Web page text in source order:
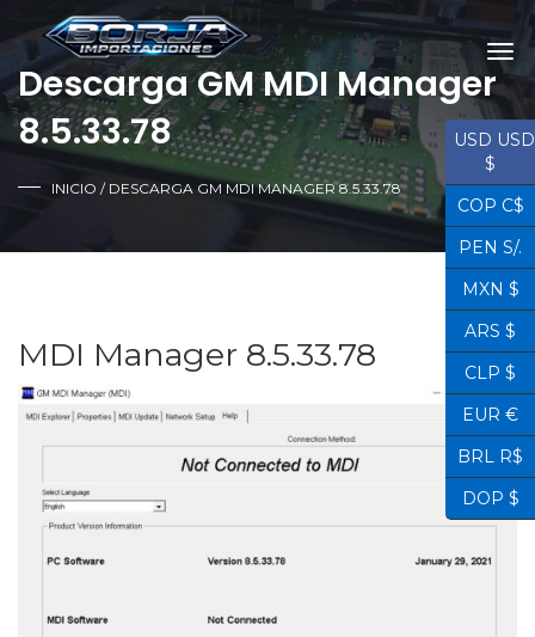
Descarga GM MDI Manager
8.5.33.78
INICIO / DESCARGA GM MDI MANAGER 8.5.33.78
MDI Manager 8.5.33.78
USD USD
$
COP C$
PEN S/.
MXN $
ARS $
CLP $
EUR €
BRL R$
DOP $